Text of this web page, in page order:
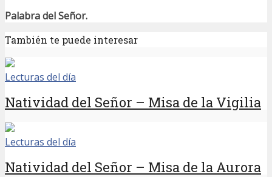
Palabra del Señor.
También te puede interesar
Lecturas del día
Natividad del Señor – Misa de la Vigilia
Lecturas del día
Natividad del Señor – Misa de la Aurora